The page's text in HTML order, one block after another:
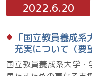
2022.6.20
「国立教員養成
充実について（要
国立教員養成系大学・